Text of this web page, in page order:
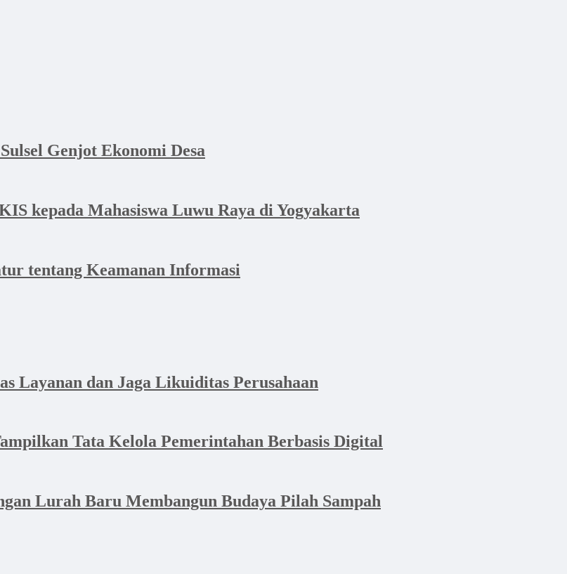
Genjot Ekonomi Desa
kepada Mahasiswa Luwu Raya di Yogyakarta
tentang Keamanan Informasi
Layanan dan Jaga Likuiditas Perusahaan
Tata Kelola Pemerintahan Berbasis Digital
Lurah Baru Membangun Budaya Pilah Sampah